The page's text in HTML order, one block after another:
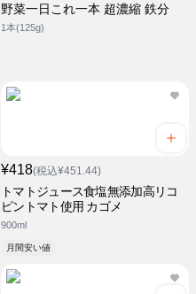
野菜一日これ一本 超濃縮 鉄分
1本(125g)
¥418(税込¥451.44)
トマトジュース食塩無添加高リコ
ピントマト使用 カゴメ
900ml
月間安い値